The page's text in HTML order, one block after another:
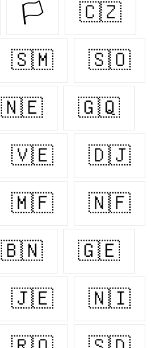
🏳️‍ 🇨🇿
🇸🇲 🇸🇴
🇳🇪 🇬🇶
🇻🇪 🇩🇯
🇲🇫 🇳🇫
🇧🇳 🇬🇪
🇯🇪 🇳🇮